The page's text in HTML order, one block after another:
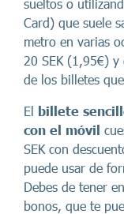
sueltos o
Card) que suele
metro en varias
20 SEK (1,95€) y
de los billetes
El billete
con el móvil
SEK con
puede usar de
Debes de tener
bonos, que te